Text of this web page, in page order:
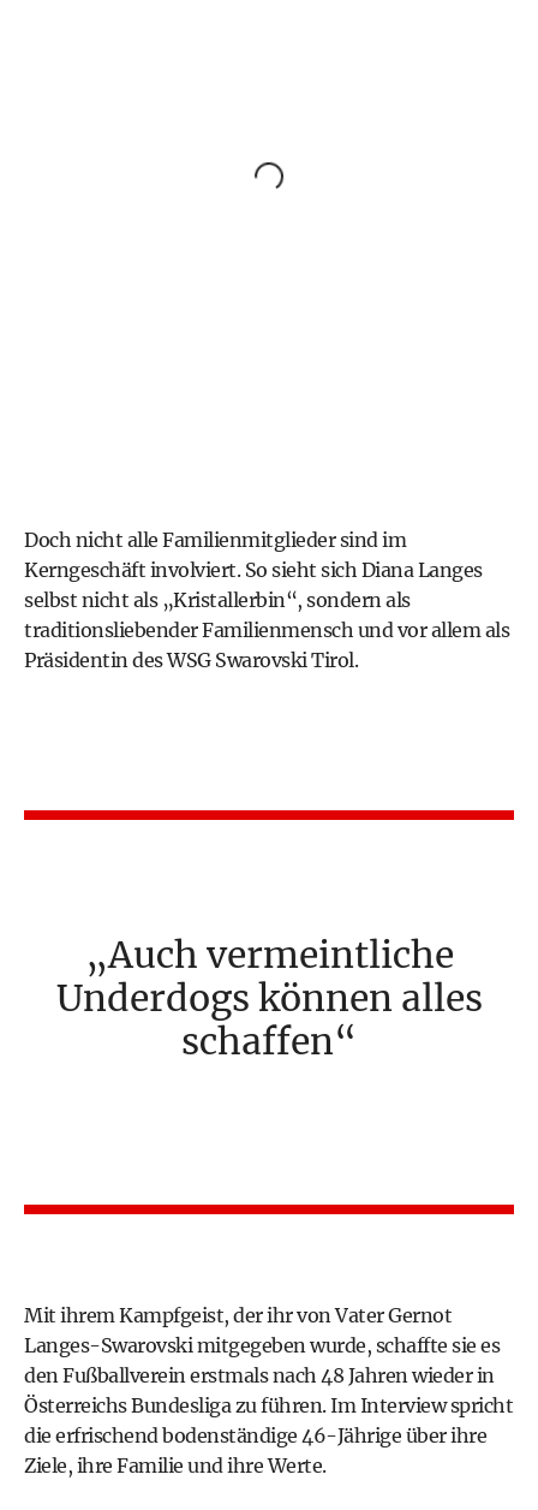
Doch nicht alle Familienmitglieder sind im
Kerngeschäft involviert. So sieht sich Diana Langes
selbst nicht als „Kristallerbin“, sondern als
traditionsliebender Familienmensch und vor allem als
Präsidentin des WSG Swarovski Tirol.
Auch vermeintliche
Underdogs können alles
schaffen
Mit ihrem Kampfgeist, der ihr von Vater Gernot
Langes-Swarovski mitgegeben wurde, schaffte sie es
den Fußballverein erstmals nach 48 Jahren wieder in
Österreichs Bundesliga zu führen. Im Interview spricht
die erfrischend bodenständige 46-Jährige über ihre
Ziele, ihre Familie und ihre Werte.